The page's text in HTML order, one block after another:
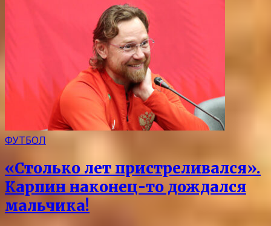
ФУТБОЛ
«Столько лет пристреливался».
Карпин наконец-то дождался
мальчика!